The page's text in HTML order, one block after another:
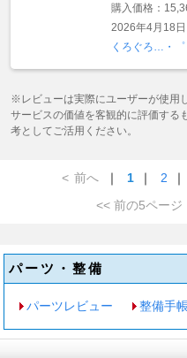
購入価格：
2026年4月18
くろぐろ…・゜
※レビューは実際にユーザーが使用
サービスの価値を客観的に評価する
考としてご活用ください。
< 前へ ｜ 1 ｜ 2 ｜
<< 前の5ページ
パーツ・整備
パーツレビュー 整備手